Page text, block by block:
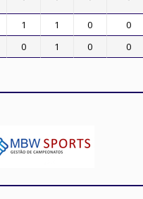
1 1 0
0
0 1 0 0